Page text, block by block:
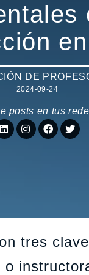
DE
2024-09-24
posts en tus
tres